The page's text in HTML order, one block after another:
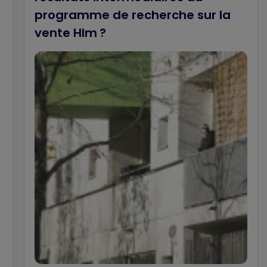
programme de recherche sur la
vente Hlm ?